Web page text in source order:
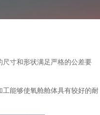
寸和形状满足严格的公差要
能够使氧舱舱体具有较好的耐